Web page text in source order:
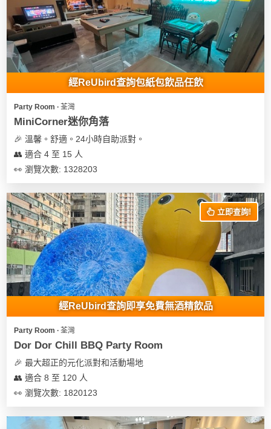
經ReUbird查詢包紙包飲品任飲
Party Room ∙ 荃灣
MiniCorner迷你角落
🎉 溫馨。舒適。24小時自助派對。
👥 適合 4 至 15 人
👀 瀏覽次數: 1328203
立即查詢!
經ReUbird查詢即享免費無酒精飲品
Party Room ∙ 荃灣
Dor Dor Chill BBQ Party Room
🎉 最大超正的元化派對和活動場地
👥 適合 8 至 120 人
👀 瀏覽次數: 1820123